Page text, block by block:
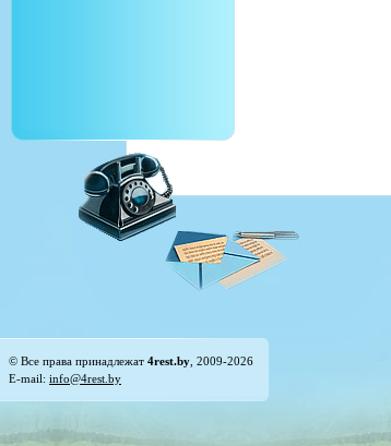
© Все права принадлежат 4rest.by , 2009-2026
E-mail: info@4rest.by